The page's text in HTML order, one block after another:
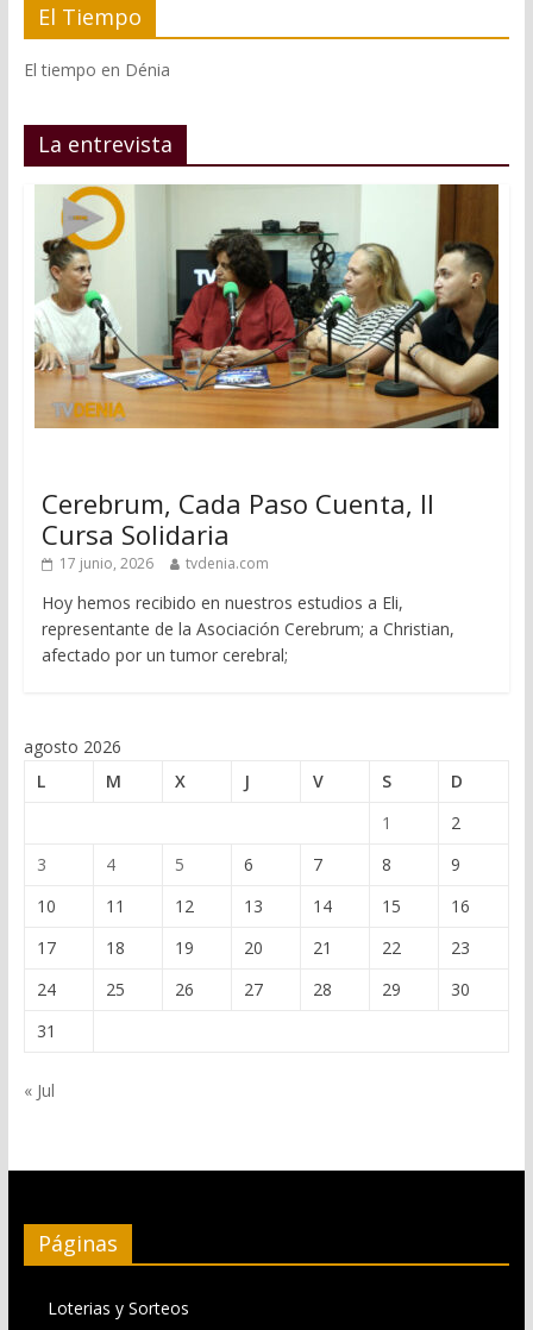
El Tiempo
El tiempo en Dénia
La entrevista
Cerebrum, Cada Paso Cuenta, II
Cursa Solidaria
17 junio, 2026 tvdenia.com
Hoy hemos recibido en nuestros estudios a Eli,
representante de la Asociación Cerebrum; a Christian,
afectado por un tumor cerebral;
agosto 2026
L
M X J V S
D
1
2
3
4 5 6 7 8
9
10
11 12 13 14 15
16
17
18 19 20 21 22
23
24
25 26 27 28 29
30
31
« Jul
Páginas
Loterias y Sorteos